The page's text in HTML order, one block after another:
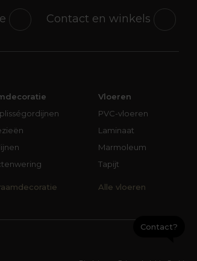
Contact en winkels
Vloeren
PVC-vloeren
Laminaat
Marmoleum
Tapijt
Alle vloeren
Contact?